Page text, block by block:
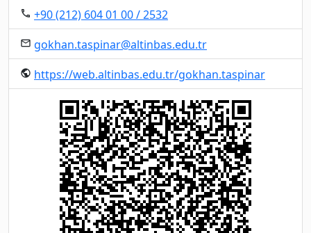
local_phone +90 (212) 604 01 00 / 2532
email gokhan.taspinar@altinbas.edu.tr
public https://web.altinbas.edu.tr/gokhan.taspinar